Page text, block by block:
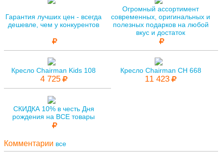
Гарантия лучших цен - всегда
дешевле, чем у конкурентов
Огромный ассортимент
современных, оригинальных и
полезных подарков на любой
вкус и достаток
Кресло Chairman Kids 108
4 725
Кресло Chairman CH 668
11 423
СКИДКА 10% в честь Дня
рождения на ВСЕ товары
Комментарии все